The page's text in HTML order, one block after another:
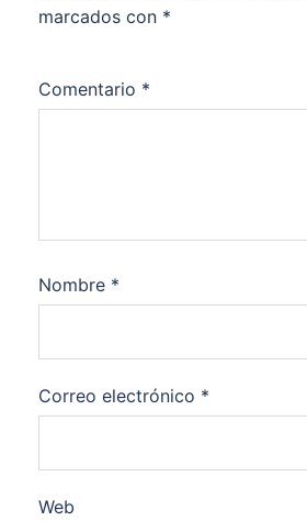
marcados con *
Comentario *
Nombre *
Correo electrónico *
Web